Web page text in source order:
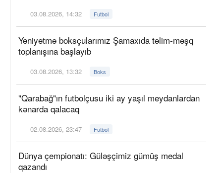
03.08.2026, 14:32 Futbol
Yeniyetmə boksçularımız Şamaxıda təlim-məşq
toplanışına başlayıb
03.08.2026, 13:32 Boks
"Qarabağ"ın futbolçusu iki ay yaşıl meydanlardan
kənarda qalacaq
02.08.2026, 23:47 Futbol
Dünya çempionatı: Güləşçimiz gümüş medal
qazandı